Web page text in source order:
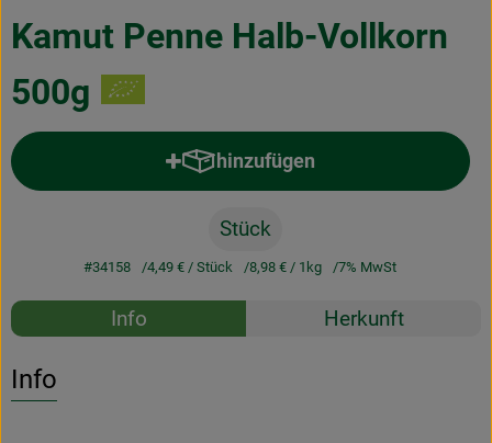
Lieferservice
Über uns
Geschäftskunden
Kamut Penne Halb-Vollkorn
500g
hinzufügen
Produkt zum Warenkorb
Stück
#34158 4,49 €/ Stück 8,98 €/ 1kg 7% MwSt
Rezepte
Info Herkunft
Info